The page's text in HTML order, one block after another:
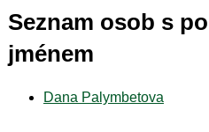
Seznam osob s
jménem
Dana Palymbetova